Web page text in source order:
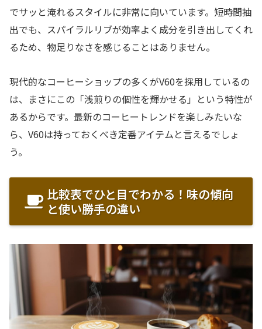
でサッと淹れるスタイルに非常に向いています。短時間抽
出でも、スパイラルリブが効率よく成分を引き出してくれ
るため、物足りなさを感じることはありません。
現代的なコーヒーショップの多くがV60を採用しているの
は、まさにこの「浅煎りの個性を輝かせる」という特性が
あるからです。最新のコーヒートレンドを楽しみたいな
ら、V60は持っておくべき定番アイテムと言えるでしょ
う。
比較表でひと目でわかる！味の傾向
と使い勝手の違い